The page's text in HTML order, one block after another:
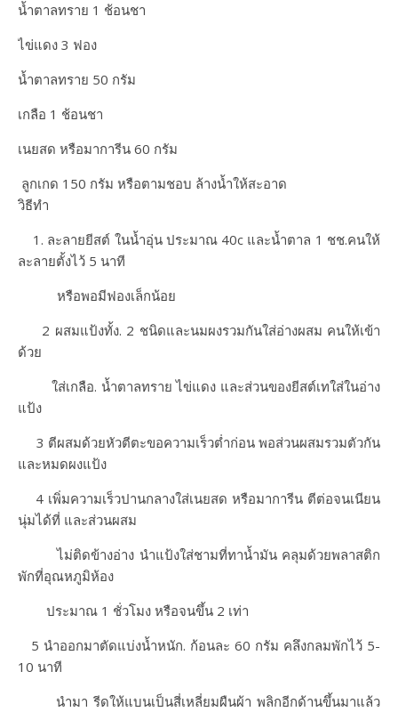
น้ำตาลทราย 1 ช้อนชา
ไข่แดง 3 ฟอง
น้ำตาลทราย 50 กรัม
เกลือ 1 ช้อนชา
เนยสด หรือมาการีน 60 กรัม
ลูกเกด 150 กรัม หรือตามชอบ ล้างน้ำให้สะอาด
วิธีทำ
1. ละลายยีสต์ ในน้ำอุ่น ประมาณ 40c และน้ำตาล 1 ชช.คนให้
ละลายตั้งไว้ 5 นาที
หรือพอมีฟองเล็กน้อย
2 ผสมแป้งทั้ง. 2 ชนิดและนมผงรวมกันใส่อ่างผสม คนให้เข้า
ด้วย
ใส่เกลือ. น้ำตาลทราย ไข่แดง และส่วนของยีสต์เทใส่ในอ่าง
แป้ง
3 ตีผสมด้วยหัวตีตะขอความเร็วต่ำก่อน พอส่วนผสมรวมตัวกัน
และหมดผงแป้ง
4 เพิ่มความเร็วปานกลางใส่เนยสด หรือมาการีน ตีต่อจนเนียน
นุ่มได้ที่ และส่วนผสม
ไม่ติดข้างอ่าง นำแป้งใส่ชามที่ทาน้ำมัน คลุมด้วยพลาสติก
พักที่อุณหภูมิห้อง
ประมาณ 1 ชั่วโมง หรือจนขึ้น 2 เท่า
5 นำออกมาตัดแบ่งน้ำหนัก. ก้อนละ 60 กรัม คลึงกลมพักไว้ 5-
10 นาที
นำมา รีดให้แบนเป็นสี่เหลี่ยมผืนผ้า พลิกอีกด้านขึ้นมาแล้ว